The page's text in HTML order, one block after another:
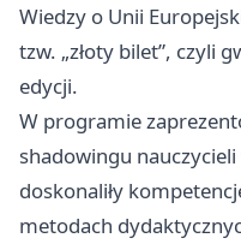
Wiedzy o Unii
tzw. „złoty bilet”, czyli
edycji.
W programie
shadowingu nauczycieli
doskonaliły
metodach